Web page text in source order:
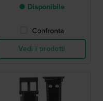
● Disponibile
Confronta
Vedi i prodotti